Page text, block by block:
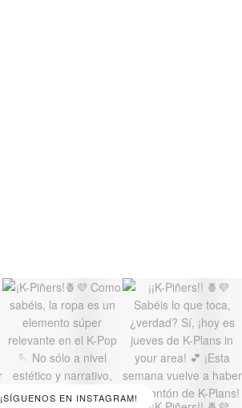
¡SÍGUENOS EN INSTAGRAM!